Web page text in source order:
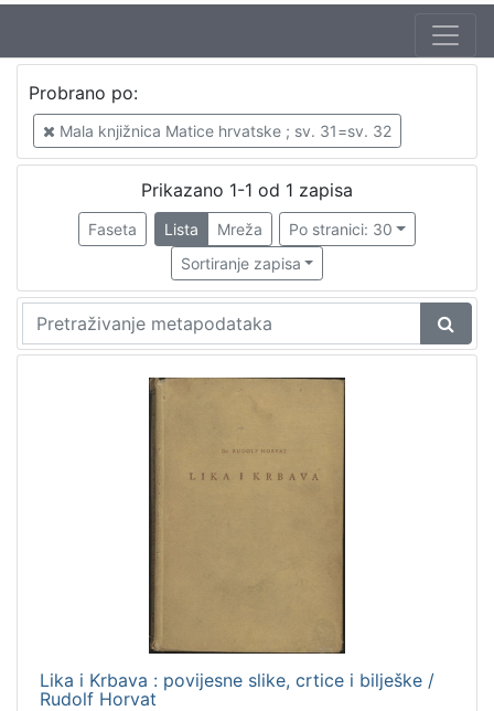
Probrano po:
Mala knjižnica Matice hrvatske ; sv. 31=sv. 32
Prikazano 1-1 od 1 zapisa
Faseta Lista Mreža
Po stranici: 30
Sortiranje zapisa
Lika i Krbava : povijesne slike, crtice i bilješke /
Rudolf Horvat